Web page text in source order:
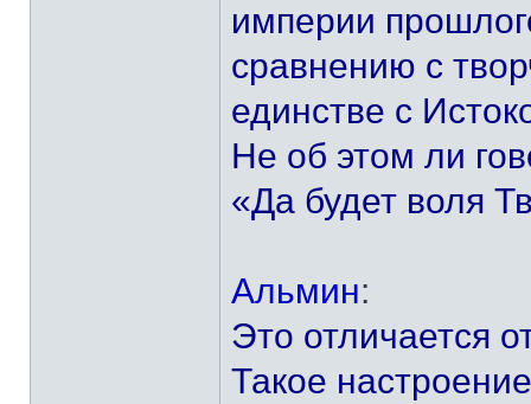
империи
сравнению с
единстве с
Не об этом ли
«Да будет воля
Альмин:
Это отличается
Такое